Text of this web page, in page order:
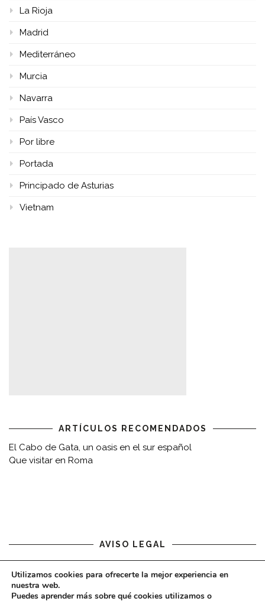
La Rioja
Madrid
Mediterráneo
Murcia
Navarra
País Vasco
Por libre
Portada
Principado de Asturias
Vietnam
ARTÍCULOS RECOMENDADOS
El Cabo de Gata, un oasis en el sur español
Que visitar en Roma
AVISO LEGAL
Aviso legal
Utilizamos cookies para ofrecerte la mejor experiencia en
nuestra web.
Puedes aprender más sobre qué cookies utilizamos o